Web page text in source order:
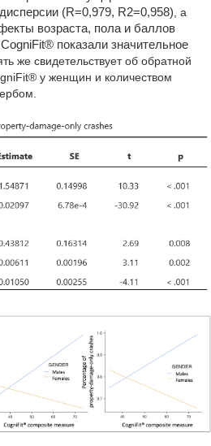
(R=0,979, R2=0,958) , а
возраста, пола и баллов
показали значительное
же свидетельствует об обратной
у женщин и количеством